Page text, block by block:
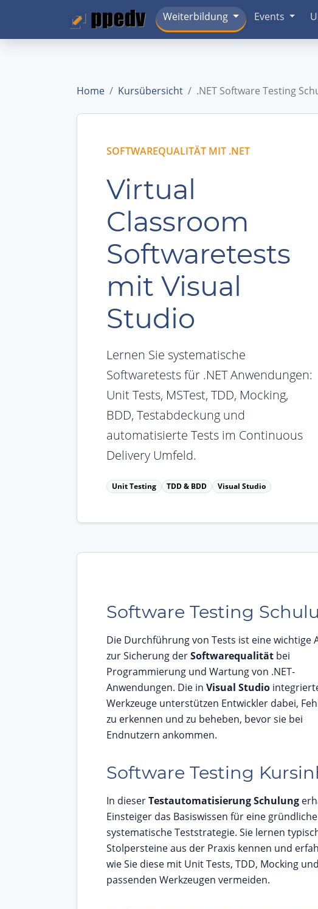
Weiterbildung Events
Home Kursübersicht .NET Software Testing
SOFTWAREQUALITÄT MIT .NET
Virtual
Classroom
Softwaretests
mit Visual
Studio
Lernen Sie systematische
Softwaretests für .NET Anwendungen:
Unit Tests, MSTest, TDD, Mocking,
BDD, Testabdeckung und
automatisierte Tests im Continuous
Delivery Umfeld.
Unit Testing TDD & BDD Visual Studio
Software Testing
Die Durchführung von Tests ist eine wichtige
zur Sicherung derSoftwarequalität bei
Programmierung und Wartung von .NET-
Anwendungen. Die in Visual Studio
Werkzeuge unterstützen Entwickler dabei,
zu erkennen und zu beheben, bevor sie bei
Endnutzern ankommen.
Software Testing
In dieserTestautomatisierung Schulung
Einsteiger das Basiswissen für eine
systematische Teststrategie. Sie lernen
Stolpersteine aus der Praxis kennen und
wie Sie diese mit Unit Tests, TDD, Mocking und
passenden Werkzeugen vermeiden.